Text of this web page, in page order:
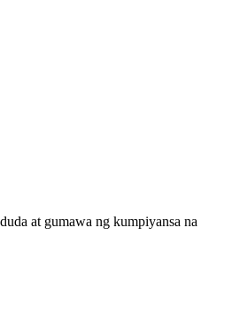
at gumawa ng kumpiyansa na